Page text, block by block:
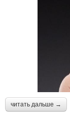
читать дальше →